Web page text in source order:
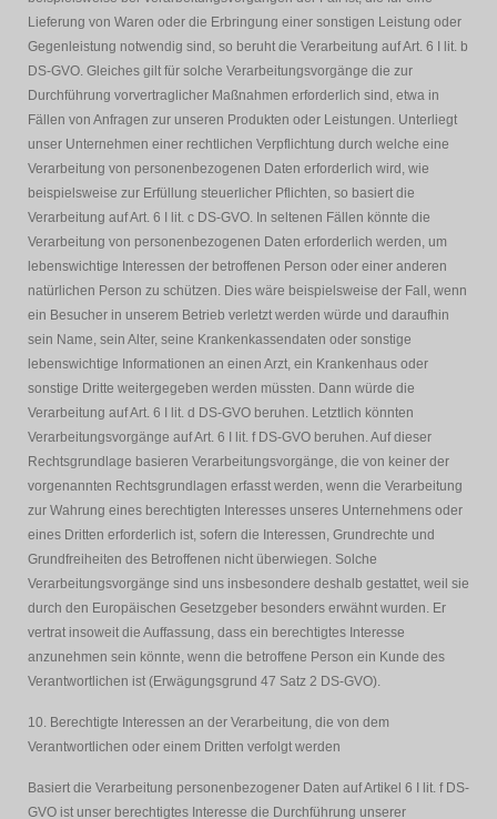
Lieferung von Waren oder die Erbringung einer sonstigen Leistung oder
Gegenleistung notwendig sind, so beruht die Verarbeitung auf Art. 6 I lit. b
DS-GVO. Gleiches gilt für solche Verarbeitungsvorgänge die zur
Durchführung vorvertraglicher Maßnahmen erforderlich sind, etwa in
Fällen von Anfragen zur unseren Produkten oder Leistungen. Unterliegt
unser Unternehmen einer rechtlichen Verpflichtung durch welche eine
Verarbeitung von personenbezogenen Daten erforderlich wird, wie
beispielsweise zur Erfüllung steuerlicher Pflichten, so basiert die
Verarbeitung auf Art. 6 I lit. c DS-GVO. In seltenen Fällen könnte die
Verarbeitung von personenbezogenen Daten erforderlich werden, um
lebenswichtige Interessen der betroffenen Person oder einer anderen
natürlichen Person zu schützen. Dies wäre beispielsweise der Fall, wenn
ein Besucher in unserem Betrieb verletzt werden würde und daraufhin
sein Name, sein Alter, seine Krankenkassendaten oder sonstige
lebenswichtige Informationen an einen Arzt, ein Krankenhaus oder
sonstige Dritte weitergegeben werden müssten. Dann würde die
Verarbeitung auf Art. 6 I lit. d DS-GVO beruhen. Letztlich könnten
Verarbeitungsvorgänge auf Art. 6 I lit. f DS-GVO beruhen. Auf dieser
Rechtsgrundlage basieren Verarbeitungsvorgänge, die von keiner der
vorgenannten Rechtsgrundlagen erfasst werden, wenn die Verarbeitung
zur Wahrung eines berechtigten Interesses unseres Unternehmens oder
eines Dritten erforderlich ist, sofern die Interessen, Grundrechte und
Grundfreiheiten des Betroffenen nicht überwiegen. Solche
Verarbeitungsvorgänge sind uns insbesondere deshalb gestattet, weil sie
durch den Europäischen Gesetzgeber besonders erwähnt wurden. Er
vertrat insoweit die Auffassung, dass ein berechtigtes Interesse
anzunehmen sein könnte, wenn die betroffene Person ein Kunde des
Verantwortlichen ist (Erwägungsgrund 47 Satz 2 DS-GVO).
10. Berechtigte Interessen an der Verarbeitung, die von dem
Verantwortlichen oder einem Dritten verfolgt werden
Basiert die Verarbeitung personenbezogener Daten auf Artikel 6 I lit. f DS-
GVO ist unser berechtigtes Interesse die Durchführung unserer